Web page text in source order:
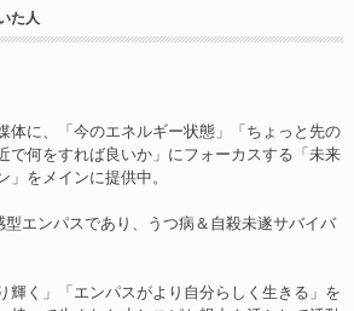
た人
体に、「今のエネルギー状態」「ちょっと先の
で何をすれば良いか」にフォーカスする「未来
」をメインに提供中。
型エンパスであり、うつ病＆自殺未遂サバイバ
輝く」「エンパスがより自分らしく生きる」を